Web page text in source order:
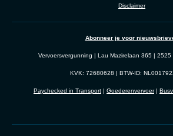
Disclaimer
Abonneer je voor
Vervoersvergunning | Lau Mazirelaan 365 | 2525
KVK: 72680628 | BTW-ID:
Paychecked in Transport | Goederenvervoer|